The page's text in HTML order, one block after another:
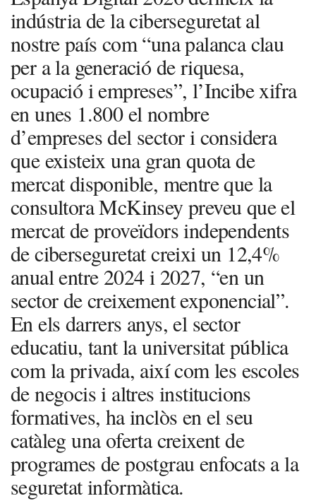
indústria de la ciberseguretat al
nostre país com “una palanca clau
per a la generació de riquesa,
ocupació i empreses”, l’Incibe xifra
en unes 1.800 el nombre
d’empreses del sector i considera
que existeix una gran quota de
mercat disponible, mentre que la
consultora McKinsey preveu que el
mercat de proveïdors independents
de ciberseguretat creixi un 12,4%
anual entre 2024 i 2027, “en un
sector de creixement exponencial”.
En els darrers anys, el sector
educatiu, tant la universitat pública
com la privada, així com les escoles
de negocis i altres institucions
formatives, ha inclòs en el seu
catàleg una oferta creixent de
programes de postgrau enfocats a la
seguretat informàtica.